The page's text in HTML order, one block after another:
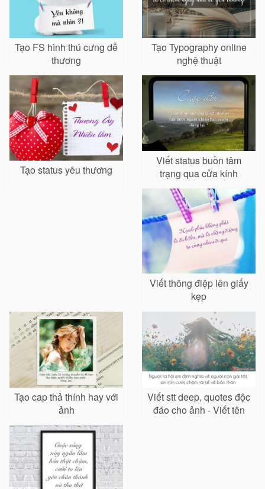
Tạo FS hình thú cưng dễ
thương
Tạo Typography online
nghệ thuật
Tạo status yêu thương
Viết status buồn tâm
trạng qua cửa kính
Viết thông điệp lên giấy
kẹp
Tạo cap thả thính hay với
ảnh
Viết stt deep, quotes độc
đáo cho ảnh - Viết tên